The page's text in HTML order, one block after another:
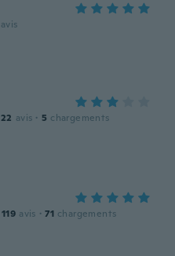
avis
22 avis · 5 chargements
119 avis · 71 chargements